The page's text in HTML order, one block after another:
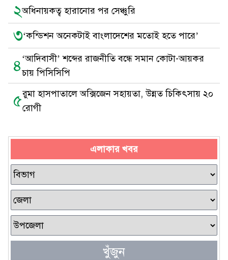
২অধিনায়কত্ব হারানোর পর সেঞ্চুরি
৩‘কন্ডিশন অনেকটাই বাংলাদেশের মতোই হতে পারে’
৪‘আদিবাসী’ শব্দের রাজনীতি বন্ধে সমান কোটা-আয়কর
চায় পিসিসিপি
৫রুমা হাসপাতালে অক্সিজেন সহায়তা, উন্নত চিকিৎসায় ২০
রোগী
এলাকার খবর
খুঁজুন